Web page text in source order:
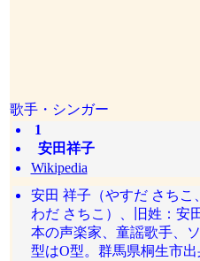
歌手・シンガー
1
安田祥子
Wikipedia
安田 祥子（やすだ さちこ
わだ さちこ）、旧姓：安
本の声楽家、童謡歌手、
型はO型。群馬県桐生市